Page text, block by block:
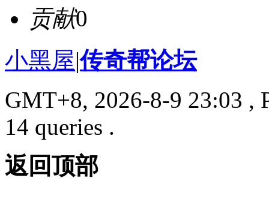
贡献0
小黑屋|传奇帮论坛
GMT+8, 2026-8-9 23:03 ,
14 queries .
返回顶部